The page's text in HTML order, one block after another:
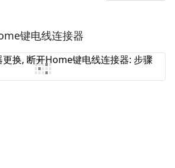
添加一条评论
键电线连接器